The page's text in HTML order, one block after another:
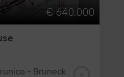
€ 640.000
- Bruneck